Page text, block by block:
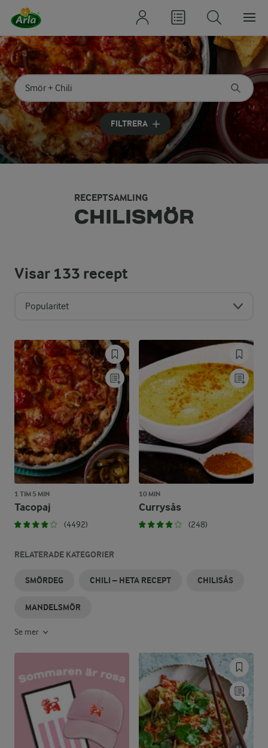
Sök på kategori eller ingrediens
Skriv in sökord för att få förslag
FILTRERA
RECEPTSAMLING
CHILISMÖR
Visar133 recept
Popularitet
1 TIM 5 MIN
Tacopaj
(4492)
10 MIN
Currysås
(248)
RELATERADE KATEGORIER
SMÖRDEG CHILI – HETA RECEPT CHILISÅS
MANDELSMÖR
Se mer